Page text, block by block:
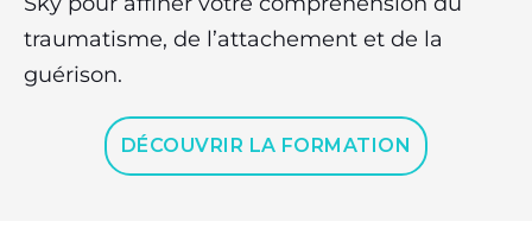
traumatisme, de l’attachement et de la
guérison.
DÉCOUVRIR LA FORMATION